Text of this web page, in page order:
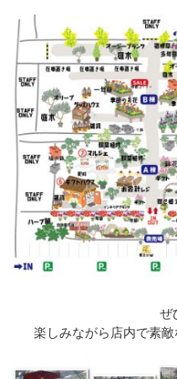
ぜ
楽しみながら店内で素